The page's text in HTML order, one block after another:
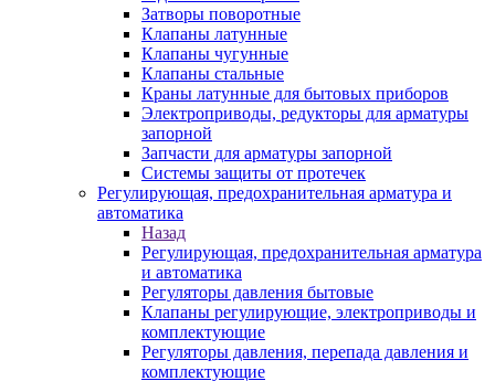
Затворы поворотные
Клапаны латунные
Клапаны чугунные
Клапаны стальные
Краны латунные для бытовых приборов
Электроприводы, редукторы для арматуры
запорной
Запчасти для арматуры запорной
Системы защиты от протечек
Регулирующая, предохранительная арматура и
автоматика
Назад
Регулирующая, предохранительная арматура
и автоматика
Регуляторы давления бытовые
Клапаны регулирующие, электроприводы и
комплектующие
Регуляторы давления, перепада давления и
комплектующие